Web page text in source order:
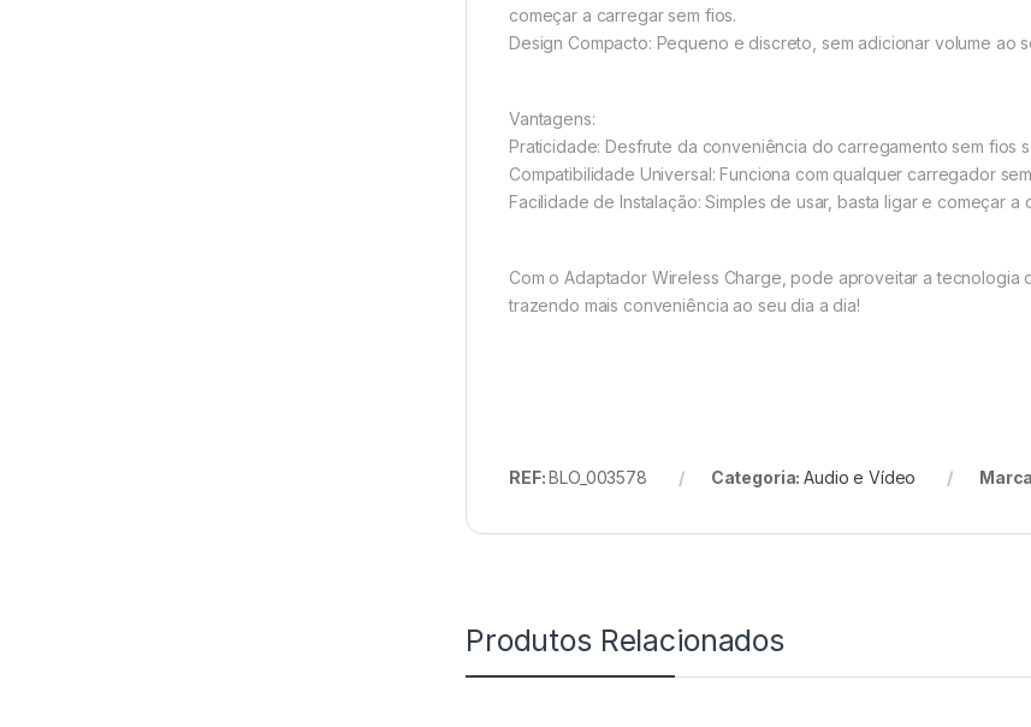
começar a carregar sem fios.
Design Compacto: Pequeno e discreto, sem adicionar volume ao
Vantagens:
Praticidade: Desfrute da conveniência do carregamento sem fios
Compatibilidade Universal: Funciona com qualquer carregador
Facilidade de Instalação: Simples de usar, basta ligar e começar a
Com o Adaptador Wireless Charge, pode aproveitar a tecnologia
trazendo mais conveniência ao seu dia a dia!
REF:BLO_003578 Categoria:Audio e Vídeo
Produtos Relacionados